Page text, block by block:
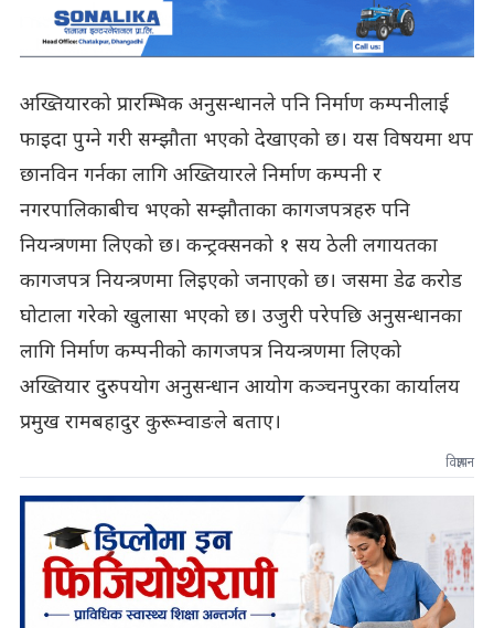
अख्तियारको प्रारम्भिक अनुसन्धानले पनि निर्माण कम्पनीलाई
फाइदा पुग्ने गरी सम्झौता भएको देखाएको छ। यस विषयमा थप
छानविन गर्नका लागि अख्तियारले निर्माण कम्पनी र
नगरपालिकाबीच भएको सम्झौताका कागजपत्रहरु पनि
नियन्त्रणमा लिएको छ। कन्ट्रक्सनको १ सय ठेली लगायतका
कागजपत्र नियन्त्रणमा लिइएको जनाएको छ। जसमा डेढ करोड
घोटाला गरेको खुलासा भएको छ। उजुरी परेपछि अनुसन्धानका
लागि निर्माण कम्पनीको कागजपत्र नियन्त्रणमा लिएको
अख्तियार दुरुपयोग अनुसन्धान आयोग कञ्चनपुरका कार्यालय
प्रमुख रामबहादुर कुरूम्वाङले बताए।
विज्ञापन